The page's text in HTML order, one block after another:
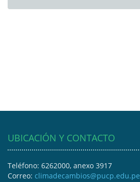
UBICACIÓN Y CONTACTO
Teléfono: 6262000, anexo 3917
Correo: climadecambios@pucp.edu.pe